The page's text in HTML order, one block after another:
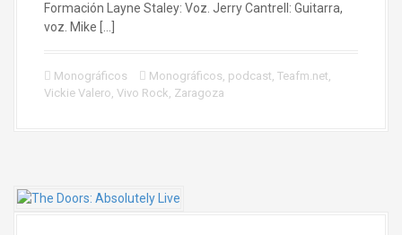
Formación Layne Staley: Voz. Jerry Cantrell: Guitarra,
voz. Mike […]
Monográficos Monográficos, podcast, Teafm.net,
Vickie Valero, Vivo Rock, Zaragoza